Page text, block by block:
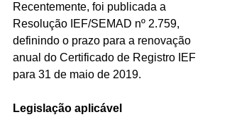
Recentemente, foi publicada a
Resolução IEF/SEMAD nº 2.759,
definindo o prazo para a renovação
anual do Certificado de Registro IEF
para 31 de maio de 2019.
Legislação aplicável